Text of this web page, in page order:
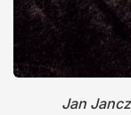
Jan